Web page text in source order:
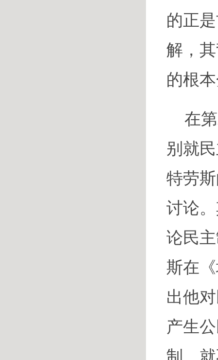
的正
解，
的根
在
别就
特劳
讨论
论民
斯在
出他
产生
制，